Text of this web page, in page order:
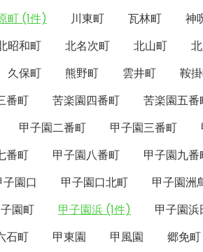
町 (1件) 川東町 瓦林町 神
昭和町 北名次町 北山町
久保町 熊野町 雲井町 鞍
番町 苦楽園四番町 苦楽園五番
甲子園二番町 甲子園三番町
番町 甲子園八番町 甲子園九番
子園口 甲子園口北町 甲子園洲
園町 甲子園浜 (1件) 甲子園浜
石町 甲東園 甲風園 郷免町